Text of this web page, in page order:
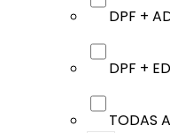
DPF +
DPF +
TODAS